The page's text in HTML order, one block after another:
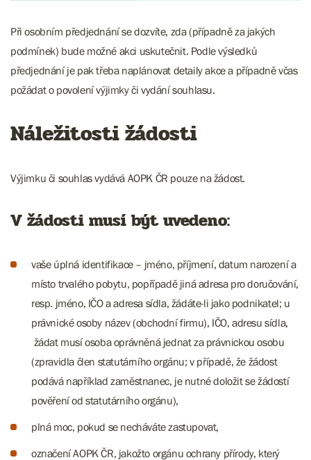
Při osobním předjednání se dozvíte, zda (případně za jakých
podmínek) bude možné akci uskutečnit. Podle výsledků
předjednání je pak třeba naplánovat detaily akce a případně včas
požádat o povolení výjimky či vydání souhlasu.
Náležitosti žádosti
Výjimku či souhlas vydává AOPK ČR pouze na žádost.
V žádosti musí být uvedeno:
vaše úplná identifikace – jméno, příjmení, datum narození a
místo trvalého pobytu, popřípadě jiná adresa pro doručování,
resp. jméno, IČO a adresa sídla, žádáte-li jako podnikatel; u
právnické osoby název (obchodní firmu), IČO, adresu sídla,
žádat musí osoba oprávněná jednat za právnickou osobu
(zpravidla člen statutárního orgánu; v případě, že žádost
podává například zaměstnanec, je nutné doložit se žádostí
pověření od statutárního orgánu),
plná moc, pokud se necháváte zastupovat,
označení AOPK ČR, jakožto orgánu ochrany přírody, který